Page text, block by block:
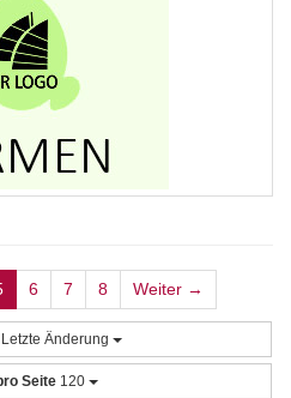
6 7 8 Weiter →
Letzte Änderung
Seite 120